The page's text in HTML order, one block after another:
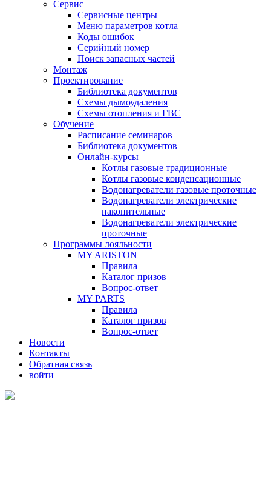
Сервис
Сервисные центры
Меню параметров котла
Коды ошибок
Серийный номер
Поиск запасных частей
Монтаж
Проектирование
Библиотека документов
Схемы дымоудаления
Схемы отопления и ГВС
Обучение
Расписание семинаров
Библиотека документов
Онлайн-курсы
Котлы газовые традиционные
Котлы газовые конденсационные
Водонагреватели газовые проточные
Водонагреватели электрические
накопительные
Водонагреватели электрические
проточные
Программы лояльности
MY ARISTON
Правила
Каталог призов
Вопрос-ответ
MY PARTS
Правила
Каталог призов
Вопрос-ответ
Новости
Контакты
Обратная связь
войти